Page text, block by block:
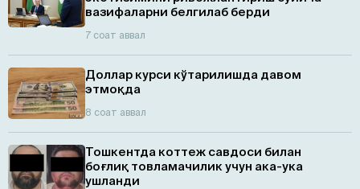
вазифаларни белгилаб берди
7 соат аввал
Доллар курси кўтарилишда давом
этмоқда
8 соат аввал
Тошкентда коттеж савдоси билан
боғлиқ товламачилик учун ака-ука
ушланди